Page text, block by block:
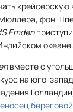
крейсерскую
фон
Emden
океане.
вместе с
на юго-